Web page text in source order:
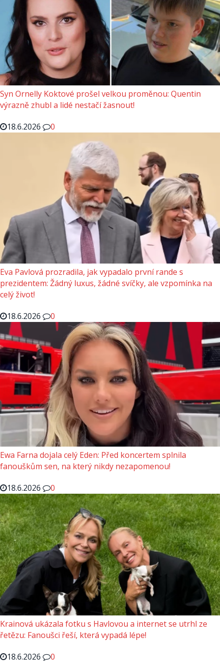
Syn Ornelly Koktové prošel velkou proměnou: Quentin
výrazně zhubl a lidé nestačí žasnout!
18.6.2026
0
Eva Pavlová prozradila, jak vypadalo první rande s
prezidentem: Žádný luxus, žádné svíčky, ale vzpomínka na
celý život!
18.6.2026
0
Ewa Farna dojala celý Eden: Před koncertem splnila
fanouškům sen, na který nikdy nezapomenou!
18.6.2026
0
Krainová ukázala fotku s Havlovou a internet se utrhl ze
řetězu: Fanoušci řeší, která vypadá lépe!
18.6.2026
0